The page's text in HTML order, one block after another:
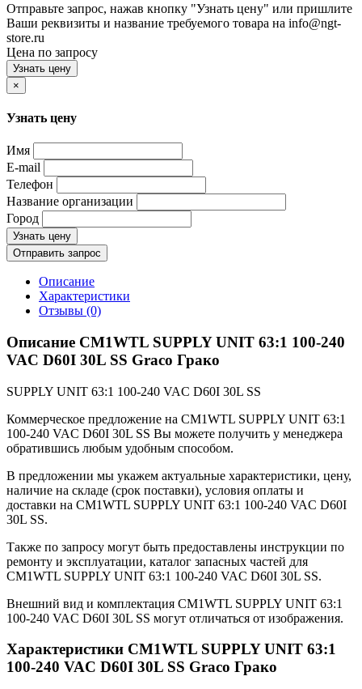
Отправьте запрос, нажав кнопку "Узнать цену" или пришлите
Ваши реквизиты и название требуемого товара на info@ngt-
store.ru
Цена по запросу
Узнать цену
×
Узнать цену
Имя
E-mail
Телефон
Название организации
Город
Узнать цену
Отправить запрос
Описание
Характеристики
Отзывы (0)
Описание CM1WTL SUPPLY UNIT 63:1 100-240
VAC D60I 30L SS Graco Грако
SUPPLY UNIT 63:1 100-240 VAC D60I 30L SS
Коммерческое предложение на CM1WTL SUPPLY UNIT 63:1
100-240 VAC D60I 30L SS Вы можете получить у менеджера
обратившись любым удобным способом.
В предложении мы укажем актуальные характеристики, цену,
наличие на складе (срок поставки), условия оплаты и
доставки на CM1WTL SUPPLY UNIT 63:1 100-240 VAC D60I
30L SS.
Также по запросу могут быть предоставлены инструкции по
ремонту и эксплуатации, каталог запасных частей для
CM1WTL SUPPLY UNIT 63:1 100-240 VAC D60I 30L SS.
Внешний вид и комплектация CM1WTL SUPPLY UNIT 63:1
100-240 VAC D60I 30L SS могут отличаться от изображения.
Характеристики CM1WTL SUPPLY UNIT 63:1
100-240 VAC D60I 30L SS Graco Грако